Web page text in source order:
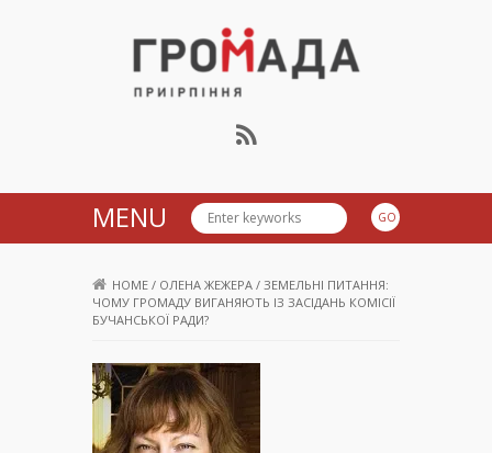
Громада Приірпіння
MENU
HOME / ОЛЕНА ЖЕЖЕРА / ЗЕМЕЛЬНІ ПИТАННЯ:
ЧОМУ ГРОМАДУ ВИГАНЯЮТЬ ІЗ ЗАСІДАНЬ КОМІСІЇ
БУЧАНСЬКОЇ РАДИ?